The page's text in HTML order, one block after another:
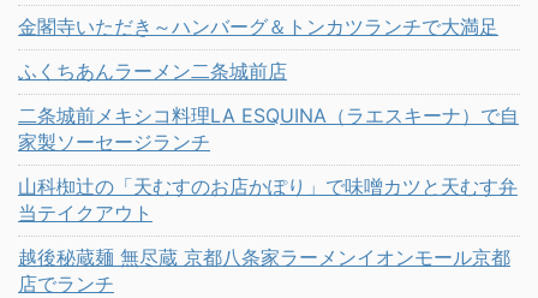
金閣寺いただき～ハンバーグ＆トンカツランチで大満足
ふくちあんラーメン二条城前店
二条城前メキシコ料理LA ESQUINA（ラエスキーナ）で自
家製ソーセージランチ
山科椥辻の「天むすのお店かぽり」で味噌カツと天むす弁
当テイクアウト
越後秘蔵麺 無尽蔵 京都八条家ラーメンイオンモール京都
店でランチ